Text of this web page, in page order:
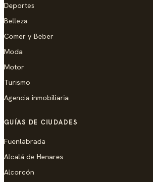
Deportes
Belleza
Comer y Beber
Moda
Motor
Turismo
Agencia inmobiliaria
GUÍAS DE CIUDADES
Fuenlabrada
Alcalá de Henares
Alcorcón